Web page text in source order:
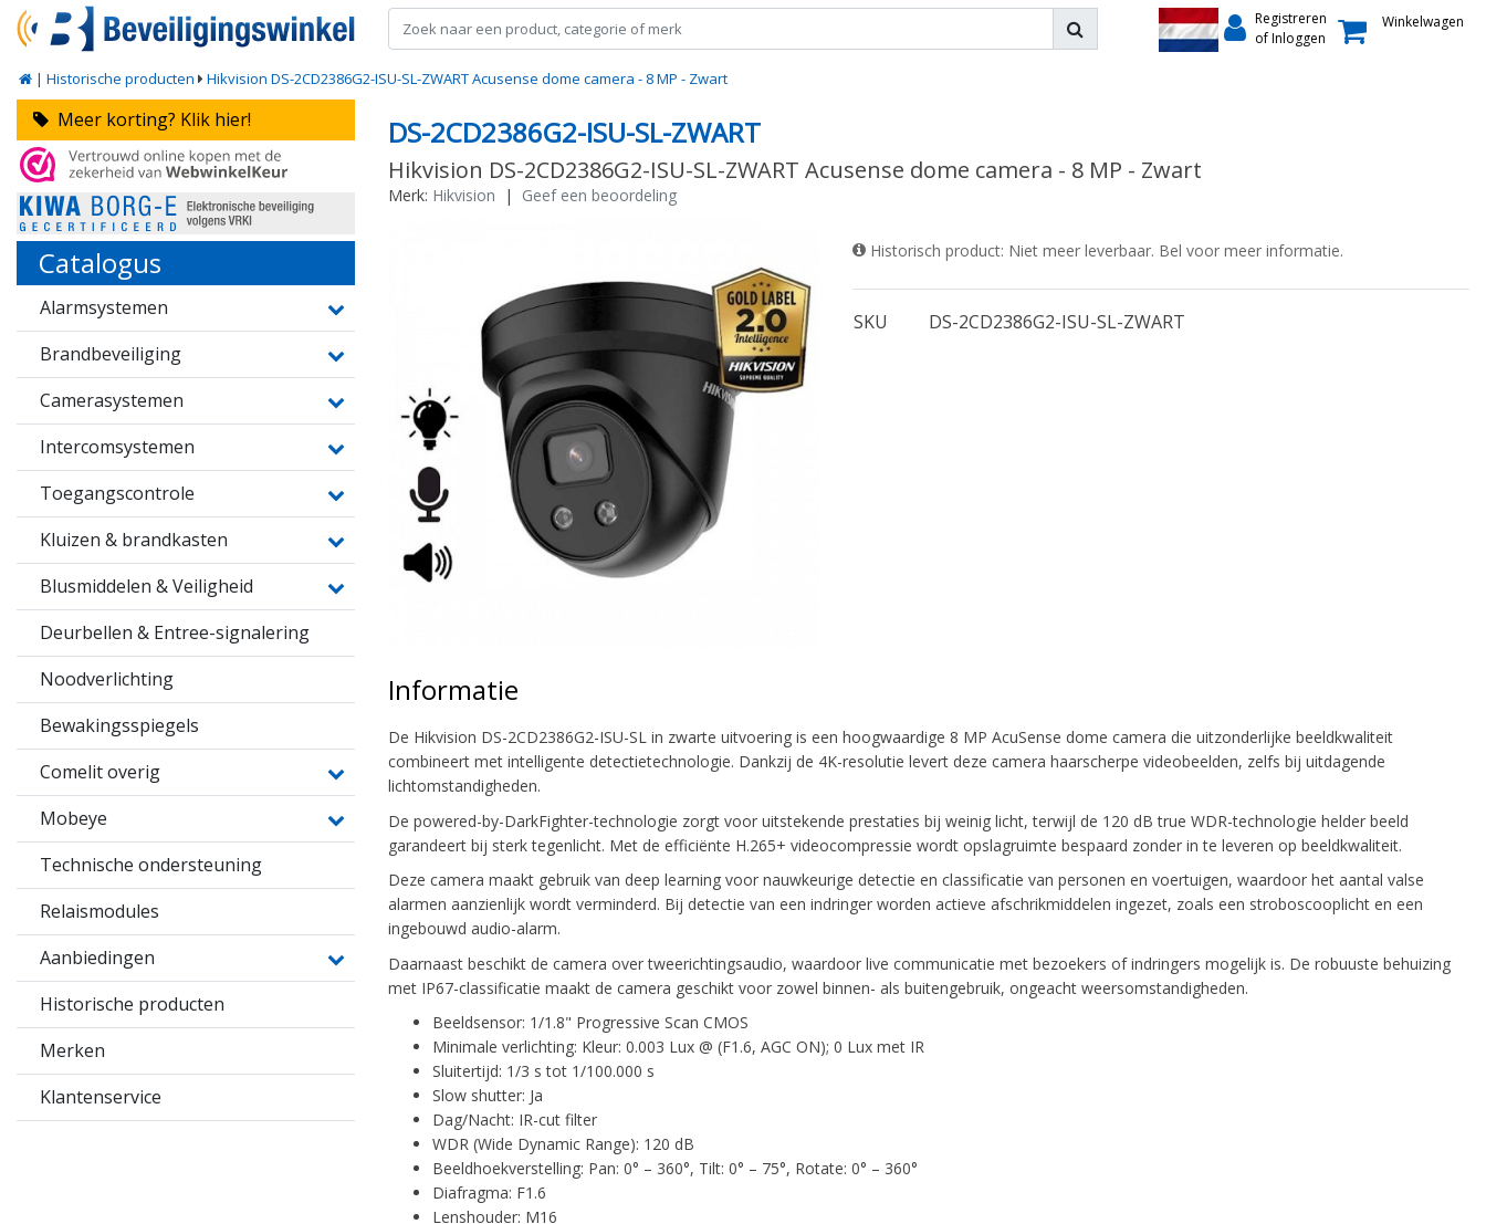
Registreren
of Inloggen
Winkelwagen
| Historische producten Hikvision DS-2CD2386G2-ISU-SL-ZWART Acusense dome camera - 8 MP - Zwart
Meer korting? Klik hier!
Catalogus
Alarmsystemen
Brandbeveiliging
Camerasystemen
Intercomsystemen
Toegangscontrole
Kluizen & brandkasten
Blusmiddelen & Veiligheid
Deurbellen & Entree-signalering
Noodverlichting
Bewakingsspiegels
Comelit overig
Mobeye
Technische ondersteuning
Relaismodules
Aanbiedingen
Historische producten
Merken
Klantenservice
DS-2CD2386G2-ISU-SL-ZWART
Hikvision DS-2CD2386G2-ISU-SL-ZWART Acusense dome camera - 8 MP - Zwart
Merk: Hikvision | Geef een beoordeling
Historisch product: Niet meer leverbaar. Bel voor meer informatie.
SKU DS-2CD2386G2-ISU-SL-ZWART
Informatie
De Hikvision DS-2CD2386G2-ISU-SL in zwarte uitvoering is een hoogwaardige 8 MP AcuSense dome camera die uitzonderlijke beeldkwaliteit
combineert met intelligente detectietechnologie. Dankzij de 4K-resolutie levert deze camera haarscherpe videobeelden, zelfs bij uitdagende
lichtomstandigheden.
De powered-by-DarkFighter-technologie zorgt voor uitstekende prestaties bij weinig licht, terwijl de 120 dB true WDR-technologie helder beeld
garandeert bij sterk tegenlicht. Met de efficiënte H.265+ videocompressie wordt opslagruimte bespaard zonder in te leveren op beeldkwaliteit.
Deze camera maakt gebruik van deep learning voor nauwkeurige detectie en classificatie van personen en voertuigen, waardoor het aantal valse
alarmen aanzienlijk wordt verminderd. Bij detectie van een indringer worden actieve afschrikmiddelen ingezet, zoals een stroboscooplicht en een
ingebouwd audio-alarm.
Daarnaast beschikt de camera over tweerichtingsaudio, waardoor live communicatie met bezoekers of indringers mogelijk is. De robuuste behuizing
met IP67-classificatie maakt de camera geschikt voor zowel binnen- als buitengebruik, ongeacht weersomstandigheden.
Beeldsensor: 1/1.8" Progressive Scan CMOS
Minimale verlichting: Kleur: 0.003 Lux @ (F1.6, AGC ON); 0 Lux met IR
Sluitertijd: 1/3 s tot 1/100.000 s
Slow shutter: Ja
Dag/Nacht: IR-cut filter
WDR (Wide Dynamic Range): 120 dB
Beeldhoekverstelling: Pan: 0° – 360°, Tilt: 0° – 75°, Rotate: 0° – 360°
Diafragma: F1.6
Lenshouder: M16